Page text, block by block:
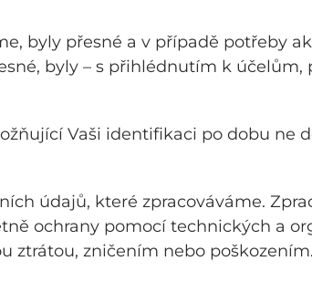
byly přesné a v případě potřeby
byly – s přihlédnutím k účelům,
Vaši identifikaci po dobu ne
údajů, které zpracováváme.
ochrany pomocí technických a
zničením nebo